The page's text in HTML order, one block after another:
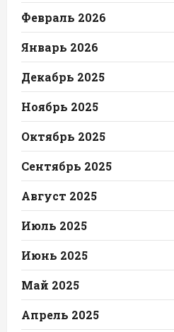
Февраль 2026
Январь 2026
Декабрь 2025
Ноябрь 2025
Октябрь 2025
Сентябрь 2025
Август 2025
Июль 2025
Июнь 2025
Май 2025
Апрель 2025